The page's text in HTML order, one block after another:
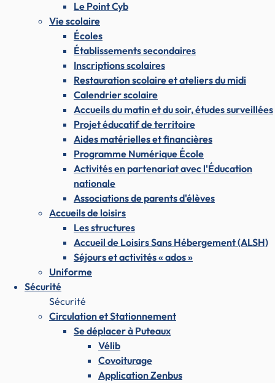
Le Point Cyb
Vie scolaire
Écoles
Établissements secondaires
Inscriptions scolaires
Restauration scolaire et ateliers du midi
Calendrier scolaire
Accueils du matin et du soir, études surveillées
Projet éducatif de territoire
Aides matérielles et financières
Programme Numérique École
Activités en partenariat avec l'Éducation
nationale
Associations de parents d'élèves
Accueils de loisirs
Les structures
Accueil de Loisirs Sans Hébergement (ALSH)
Séjours et activités « ados »
Uniforme
Sécurité
Sécurité
Circulation et Stationnement
Se déplacer à Puteaux
Vélib
Covoiturage
Application Zenbus